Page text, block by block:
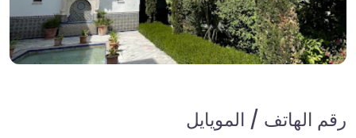
رقم الهاتف / المويايل